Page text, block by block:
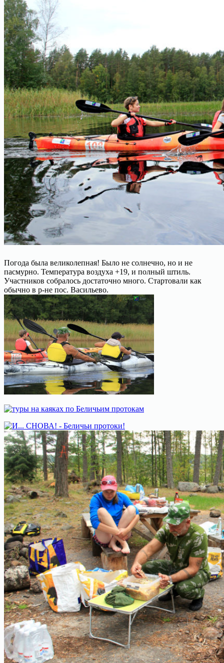
Погода была великолепная! Было не солнечно, но и не
пасмурно. Температура воздуха +19, и полный штиль.
Участников собралось достаточно много. Стартовали как
обычно в р-не пос. Васильево.